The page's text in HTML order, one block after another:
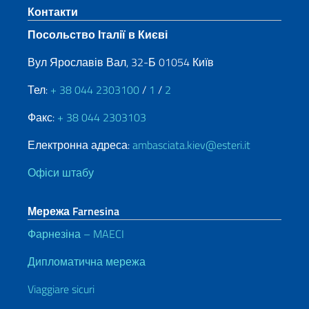
Sezione footer
Контакти
Посольство Італії в Києві
Вул Ярославів Вал, 32-Б 01054 Київ
Тел: + 38 044 2303100/ 1 / 2
Факс: + 38 044 2303103
Електронна адреса:ambasciata.kiev@esteri.it
Офіси штабу
Мережа Farnesina
Фарнезіна – MAECI
Дипломатична мережа
Viaggiare sicuri